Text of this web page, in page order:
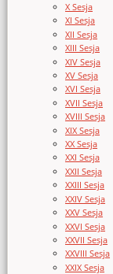
X Sesja
XI Sesja
XII Sesja
XIII Sesja
XIV Sesja
XV Sesja
XVI Sesja
XVII Sesja
XVIII Sesja
XIX Sesja
XX Sesja
XXI Sesja
XXII Sesja
XXIII Sesja
XXIV Sesja
XXV Sesja
XXVI Sesja
XXVII Sesja
XXVIII Sesja
XXIX Sesja